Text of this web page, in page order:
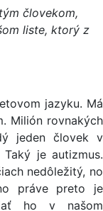
človekom,
liste, ktorý z
jazyku. Má
Milión rovnakých
jeden človek v
je autizmus.
nedôležitý, no
práve preto je
ho v našom